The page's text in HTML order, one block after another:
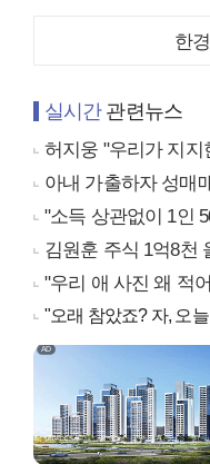
한
실시간관련뉴스
허지웅 "우리가 지지
아내 가출하자 성매
"소득 상관없이 1인
김원훈 주식 1억8천
"우리 애 사진 왜 적
"오래 참았죠? 자, 오